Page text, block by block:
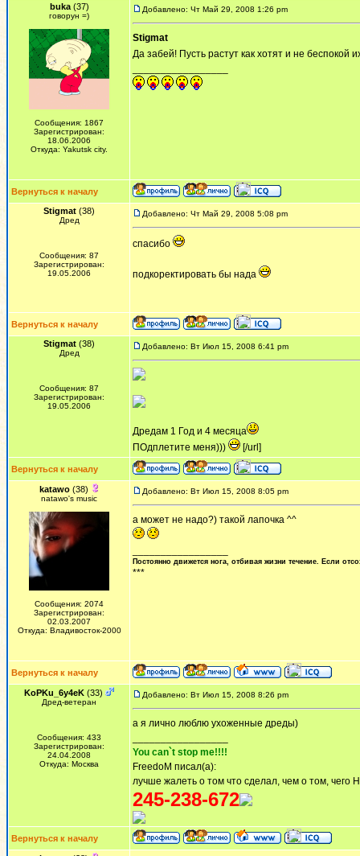
buka(37)
говорун =)
Сообщения: 1867
Зарегистрирован:
18.06.2006
Откуда: Yakutsk city.
Добавлено: Чт Май 29, 2008 1:26 pm
Stigmat
Да забей! Пусть растут как хотят и не беспокой
Вернуться к началу
Stigmat (38)
Дред
Сообщения: 87
Зарегистрирован:
19.05.2006
Добавлено: Чт Май 29, 2008 5:08 pm
cпасибо
подкоректировать бы нада
Вернуться к началу
Stigmat (38)
Дред
Сообщения: 87
Зарегистрирован:
19.05.2006
Добавлено: Вт Июл 15, 2008 6:41 pm
Дредам 1 Год и 4 месяца
ПОдплетите меня)))
[/url]
Вернуться к началу
katawo(38)
natawo's music
Сообщения: 2074
Зарегистрирован:
02.03.2007
Откуда: Владивосток-2000
Добавлено: Вт Июл 15, 2008 8:05 pm
а может не надо?) такой лапочка ^^
Постоянно движется нога, отбивая жизни течение. Если
***
Вернуться к началу
KoPKu_6y4eK (33)
Дред-ветеран
Сообщения: 433
Зарегистрирован:
24.04.2008
Откуда: Москва
Добавлено: Вт Июл 15, 2008 8:26 pm
а я лично люблю ухоженные дреды)
You can`t stop me!!!!
FreedoM писал(а):
лучше жалеть о том что сделал, чем о том, чего
245-238-672
Вернуться к началу